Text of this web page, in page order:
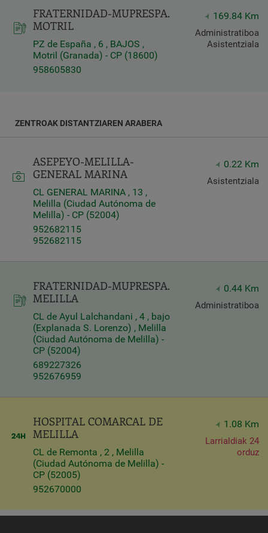
Latitude
Longitude
Kilometers
Servicios
Search
FRATERNIDAD-MUPRESPA.
MOTRIL
PZ de España , 6 , BAJOS ,
Motril (Granada) - CP (18600)
958605830
169.84 Km
Administratiboa
Asistentziala
ZENTROAK DISTANTZIAREN ARABERA
ASEPEYO-MELILLA-
GENERAL MARINA
CL GENERAL MARINA , 13 ,
Melilla (Ciudad Autónoma de
Melilla) - CP (52004)
952682115
952682115
0.22 Km
Asistentziala
FRATERNIDAD-MUPRESPA.
MELILLA
CL de Ayul Lalchandani , 4 , bajo
(Explanada S. Lorenzo) , Melilla
(Ciudad Autónoma de Melilla) -
CP (52004)
689227326
952676959
0.44 Km
Administratiboa
HOSPITAL COMARCAL DE
MELILLA
CL de Remonta , 2 , Melilla
(Ciudad Autónoma de Melilla) -
CP (52005)
952670000
1.08 Km
Larrialdiak 24
orduz